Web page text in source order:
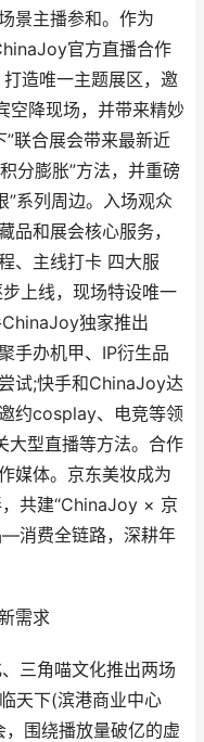
景主播参和。作为
官方直播合作
造唯一主题展区，邀
空降现场，并带来精妙
联合展会带来最新近
分膨胀”方法，并重磅
系列周边。入场观众
品和展会核心服务，
、主线打卡 四大服
上线，现场特设唯一
独家推出
手办机甲、IP衍生品
试;快手和ChinaJoy达
约cosplay、电竞等领
大型直播等方法。合作
媒体。京东美妆成为
共建“ChinaJoy × 京
消费全链路，深耕年
需求
角喵文化推出两场
天下(滨港商业中心
围绕播放量破亿的虚